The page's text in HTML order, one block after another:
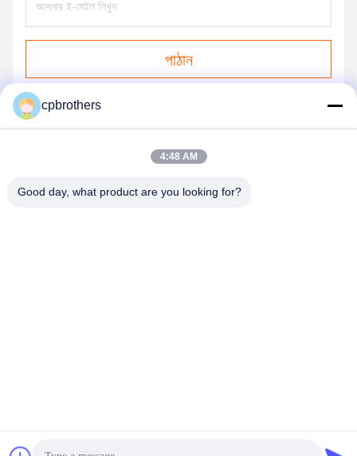
পাঠান
Concrete Power Brothers Heavy Industry & Technology Co., Limited সমস্ত
cpbrothers
4:48 AM
Good day, what product are you looking for?